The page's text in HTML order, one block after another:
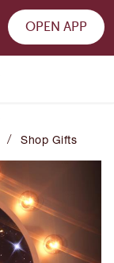
OPEN APP
/ Shop Gifts